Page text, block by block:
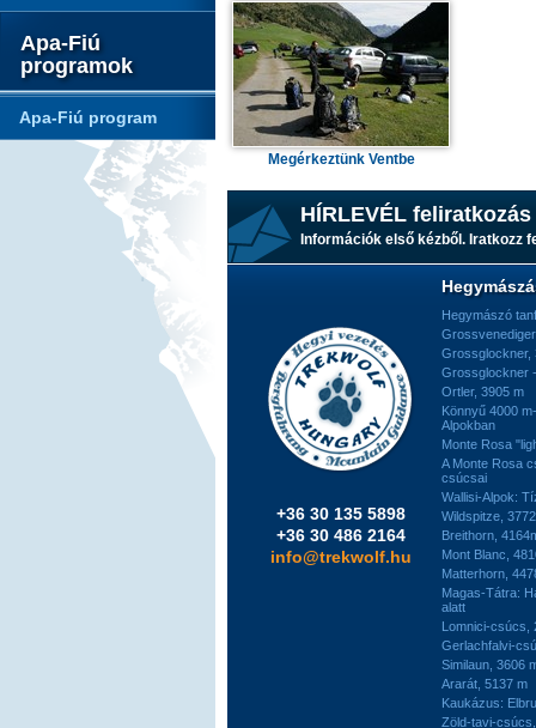
Apa-Fiú
programok
Apa-Fiú program
Megérkeztünk Ventbe
HÍRLEVÉL feliratkozás
Információk első kézből. Iratkozz
+36 30 135 5898
+36 30 486 2164
info@trekwolf.hu
Hegymászó
Grossglockner,
Grossglockner
Ortler, 3905 m
Könnyű 4000
Alpokban
Monte Rosa
A Monte Rosa
csúcsai
Wallisi-Alpok:
Wildspitze,
Breithorn,
Mont Blanc,
Matterhorn,
Magas-Tátra:
alatt
Lomnici-csúcs,
Gerlachfalvi-
Similaun, 3606
Ararát, 5137 m
Kaukázus:
Zöld-tavi-